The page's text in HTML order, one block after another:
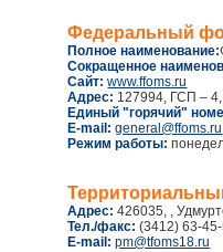
Федеральный
Полное наименование:
Сокращенное
Сайт: www.ffoms.ru
Адрес: 127994, ГСП –
Единый "горячий"
E-mail: general@ffoms.ru
Режим работы:
Адрес: 426035, ,
Тел./факс: (3412) 63-
E-mail: pm@tfoms18.ru